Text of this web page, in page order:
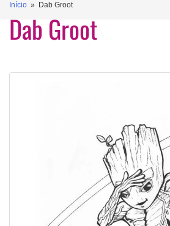
Início » Dab Groot
Dab Groot